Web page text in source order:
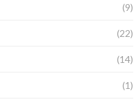
(9)
(22)
(14)
(1)